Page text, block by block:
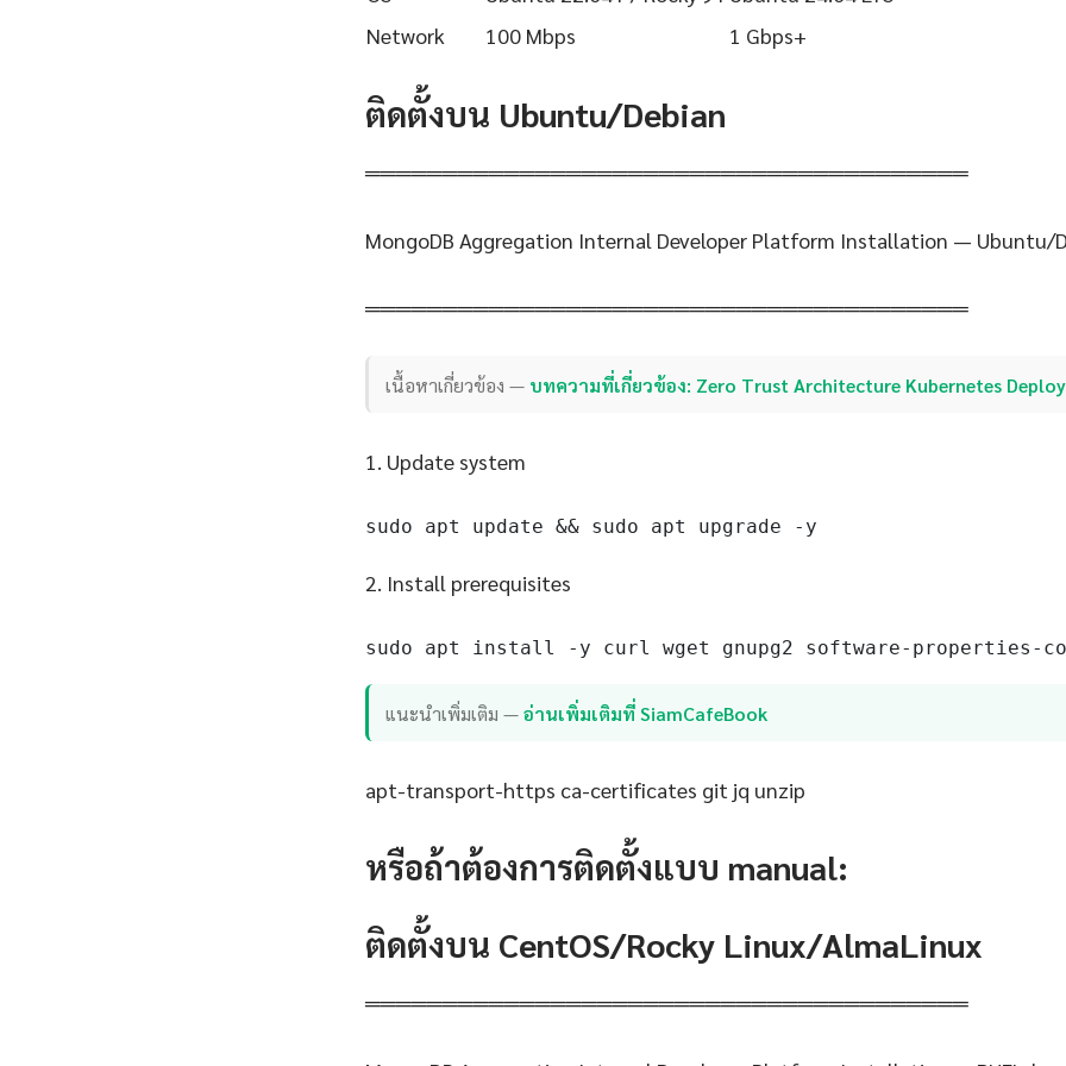
Network
100 Mbps 1 Gbps+
ติดตั้งบน Ubuntu/Debian
═══════════════════════════════════════
MongoDB Aggregation Internal Developer Platform Installation — Ubuntu/
═══════════════════════════════════════
เนื้อหาเกี่ยวข้อง — บทความที่เกี่ยวข้อง: Zero Trust Architecture Kubernetes
1. Update system
sudo apt update && sudo apt upgrade -y
2. Install prerequisites
sudo apt install -y curl wget gnupg2 software-properties-
แนะนำเพิ่มเติม —อ่านเพิ่มเติมที่ SiamCafeBook
apt-transport-https ca-certificates git jq unzip
หรือถ้าต้องการติดตั้งแบบ manual:
ติดตั้งบน CentOS/Rocky Linux/AlmaLinux
═══════════════════════════════════════